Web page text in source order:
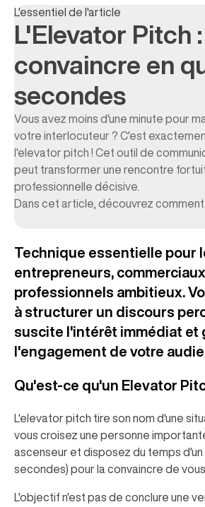
FAQ : Les questions fréquentes sur
L'essentiel de l'article
L'Elevator Pitch
convaincre en
secondes
Vous avez moins d'une minute pour
votre interlocuteur ? C'est
l'elevator pitch ! Cet outil de
peut transformer une rencontre
professionnelle décisive.
Dans cet article, découvrez
Technique essentielle pour
entrepreneurs,
professionnels ambitieux.
à structurer un discours
suscite l'intérêt immédiat et
l'engagement de votre
Qu'est-ce qu'un Elevator
L'elevator pitch tire son nom d'une
vous croisez une personne
ascenseur et disposez du temps
secondes) pour la convaincre de
L'objectif n'est pas de conclure une